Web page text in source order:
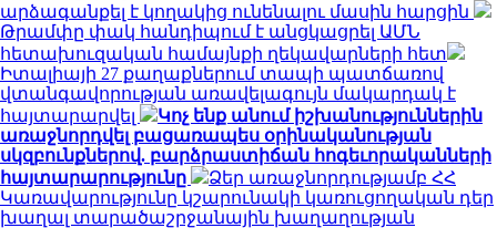
արձագանքել է կողակից ունենալու մասին հարցին
Թրամփը փակ հանդիպում է անցկացրել ԱՄՆ
հետախուզական համայնքի ղեկավարների հետ
Իտալիայի 27 քաղաքներում տապի պատճառով
վտանգավորության առավելագույն մակարդակ է
հայտարարվել
Կոչ ենք անում իշխանություններին
առաջնորդվել բացառապես օրինականության
սկզբունքներով. բարձրաստիճան հոգեւորականների
հայտարարությունը
Ձեր առաջնորդությամբ ՀՀ
Կառավարությունը կշարունակի կառուցողական դեր
խաղալ տարածաշրջանային խաղաղության